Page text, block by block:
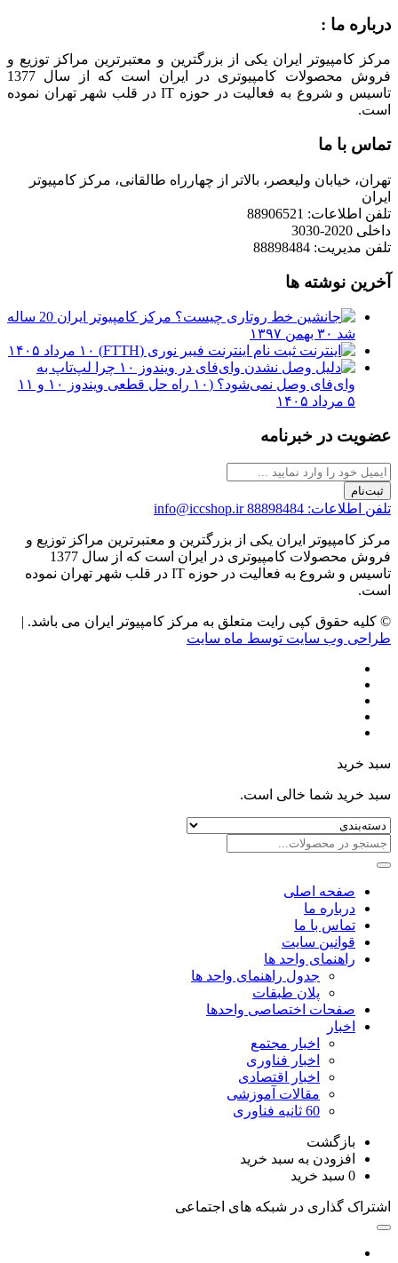
درباره ما :
مرکز کامپیوتر ایران یکی از بزرگترین و معتبرترین مراکز توزیع و
فروش محصولات کامپیوتری در ایران است که از سال 1377
تاسیس و شروع به فعالیت در حوزه IT در قلب شهر تهران نموده
است.
تماس با ما
تهران، خیابان ولیعصر، بالاتر از چهارراه طالقانی، مرکز کامپیوتر
ایران
تلفن اطلاعات: 88906521
داخلی 2020-3030
تلفن مدیریت: 88898484
آخرین نوشته ها
مرکز کامپیوتر ایران 20 ساله
شد ۳۰ بهمن ۱۳۹۷
ثبت نام اینترنت فیبر نوری (FTTH)
۱۰ مرداد ۱۴۰۵
چرا لپ‌تاپ به
وای‌فای وصل نمی‌شود؟ (۱۰ راه حل قطعی ویندوز ۱۰ و ۱۱
۵ مرداد ۱۴۰۵
عضویت در خبرنامه
ثبت‌نام
تلفن اطلاعات: 88898484 info@iccshop.ir
مرکز کامپیوتر ایران یکی از بزرگترین و معتبرترین مراکز توزیع و
فروش محصولات کامپیوتری در ایران است که از سال 1377
تاسیس و شروع به فعالیت در حوزه IT در قلب شهر تهران نموده
است.
© کلیه حقوق کپی رایت متعلق به مرکز کامپیوتر ایران می باشد. |
طراحی وب سایت توسط ماه سایت
سبد خرید
سبد خرید شما خالی است.
صفحه اصلی
درباره ما
تماس با ما
قوانین سایت
راهنمای واحد ها
جدول راهنمای واحد ها
پلان طبقات
صفحات اختصاصی واحدها
اخبار
اخبار مجتمع
اخبار فناوری
اخبار اقتصادی
مقالات آموزشی
60 ثانیه فناوری
بازگشت
افزودن به سبد خرید
0 سبد خرید
اشتراک گذاری در شبکه های اجتماعی